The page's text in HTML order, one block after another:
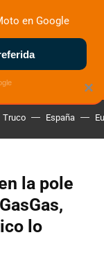
ELÉCTRICAS
Truco España
la pole
lo
×
en Google